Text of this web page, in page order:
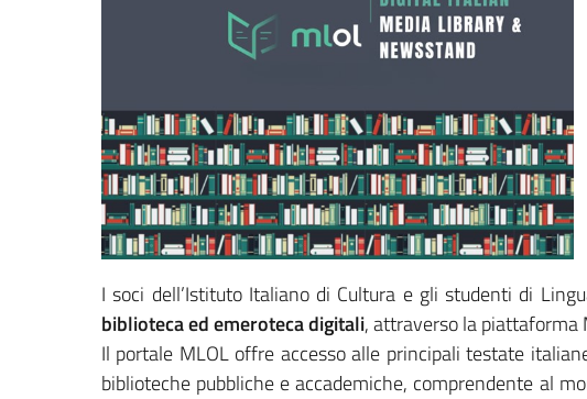
I soci dell’Istituto Italiano di Cultura e gli studenti di
biblioteca ed emeroteca digitali, attraverso la piattaforma
Il portale MLOL offre accesso alle principali testate
biblioteche pubbliche e accademiche, comprendente al